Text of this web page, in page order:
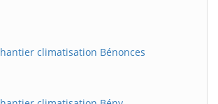
climatisation Bénonces